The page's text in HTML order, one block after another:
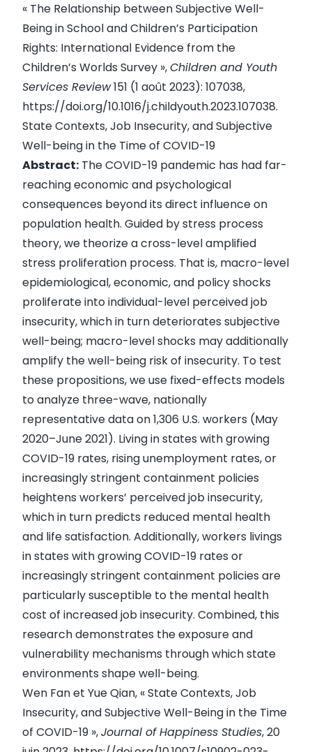
« The Relationship between Subjective Well-
Being in School and Children’s Participation
Rights: International Evidence from the
Children’s Worlds Survey »,Children and Youth
Services Review151 (1 août 2023): 107038,
https://doi.org/10.1016/j.childyouth.2023.107038.
State Contexts, Job Insecurity, and Subjective
Well-being in the Time of COVID-19
Abstract: The COVID-19 pandemic has had far-
reaching economic and psychological
consequences beyond its direct influence on
population health. Guided by stress process
theory, we theorize a cross-level amplified
stress proliferation process. That is, macro-level
epidemiological, economic, and policy shocks
proliferate into individual-level perceived job
insecurity, which in turn deteriorates subjective
well-being; macro-level shocks may additionally
amplify the well-being risk of insecurity. To test
these propositions, we use fixed-effects models
to analyze three-wave, nationally
representative data on 1,306 U.S. workers (May
2020–June 2021). Living in states with growing
COVID-19 rates, rising unemployment rates, or
increasingly stringent containment policies
heightens workers’ perceived job insecurity,
which in turn predicts reduced mental health
and life satisfaction. Additionally, workers livings
in states with growing COVID-19 rates or
increasingly stringent containment policies are
particularly susceptible to the mental health
cost of increased job insecurity. Combined, this
research demonstrates the exposure and
vulnerability mechanisms through which state
environments shape well-being.
Wen Fan et Yue Qian, « State Contexts, Job
Insecurity, and Subjective Well-Being in the Time
of COVID-19 »,Journal of Happiness Studies, 20